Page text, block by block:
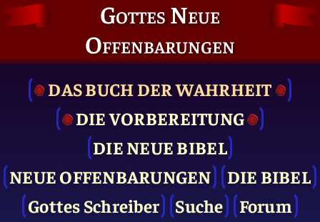
Gottes Neue
Offenbarungen
DAS BUCH DER WAHRHEIT
DIE VOR­BEREITUNG
DIE NEUE BIBEL
NEUE OFFENBARUNGEN
DIE BIBEL
Gottes Schreiber
Suche
Forum